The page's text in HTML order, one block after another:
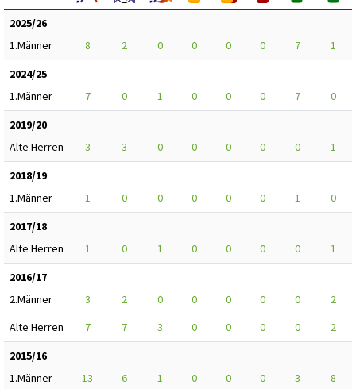
2025/26
1.Männer
8 2 0 0 0 0 7
1
2024/25
1.Männer
7 0 1 0 0 0 7
0
2019/20
Alte Herren
3 3 0 0 0 0 0
1
2018/19
1.Männer
1 0 0 0 0 0 1
0
2017/18
Alte Herren
1 0 1 0 0 0 0
1
2016/17
2.Männer
3 2 0 0 0 0 0
2
Alte Herren
7 7 3 0 0 0 0
2
2015/16
1.Männer
13 6 1 0 0 0 3 8